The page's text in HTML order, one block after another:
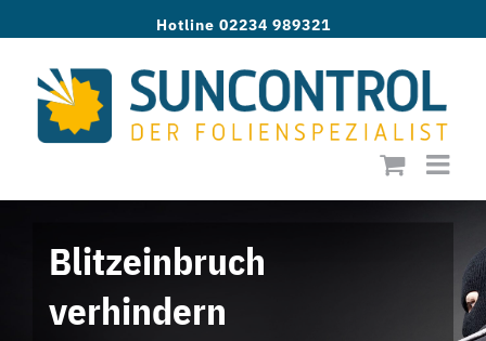
springen
Hotline 02234 989321
Blitzeinbruch
verhindern